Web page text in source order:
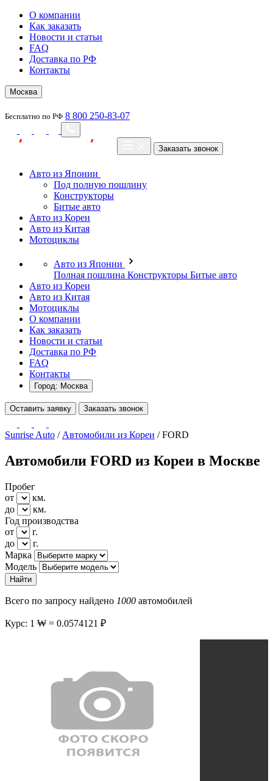
О компании
Как заказать
Новости и статьи
FAQ
Доставка по РФ
Контакты
Москва
Бесплатно по РФ 8 800 250-83-07
Заказать звонок
Авто из Японии
Под полную пошлину
Конструкторы
Битые авто
Авто из Кореи
Авто из Китая
Мотоциклы
Авто из Японии
Полная пошлина Конструкторы Битые авто
Авто из Кореи
Авто из Китая
Мотоциклы
О компании
Как заказать
Новости и статьи
Доставка по РФ
FAQ
Контакты
Город: Москва
Оставить заявку Заказать звонок
Sunrise Auto / Автомобили из Кореи / FORD
Автомобили FORD из Кореи в Москве
Пробег
от
км.
до
км.
Год производства
от
г.
до
г.
Марка
Модель
Найти
Всего по запросу найдено 1000 автомобилей
Курс: 1 ₩ = 0.0574121 ₽